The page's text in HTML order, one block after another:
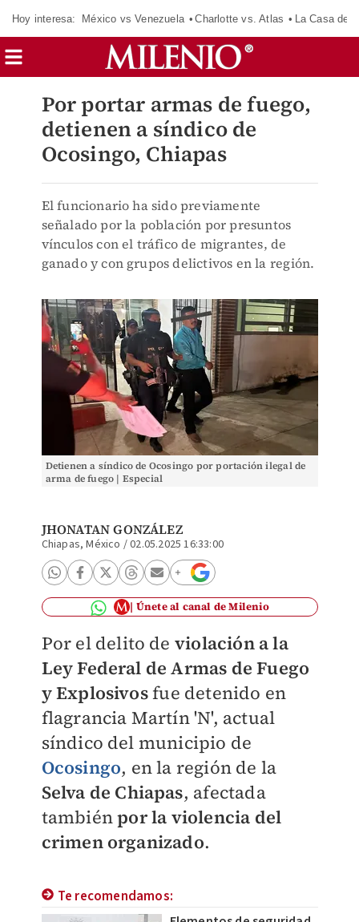
Hoy interesa: México vs Venezuela Charlotte vs. Atlas La Casa de
Por portar armas de fuego,
detienen a síndico de
Ocosingo, Chiapas
El funcionario ha sido previamente
señalado por la población por presuntos
vínculos con el tráfico de migrantes, de
ganado y con grupos delictivos en la región.
Detienen a síndico de Ocosingo por portación ilegal de
arma de fuego | Especial
JHONATAN GONZÁLEZ
Chiapas, México /02.05.2025 16:33:00
Únete al canal de Milenio
Por el delito de violación a la
Ley Federal de Armas de Fuego
y Explosivosfue detenido en
flagrancia Martín 'N', actual
síndico del municipio de
Ocosingo, en la región de la
Selva de Chiapas, afectada
tambiénpor la violencia del
crimen organizado.
Te recomendamos: